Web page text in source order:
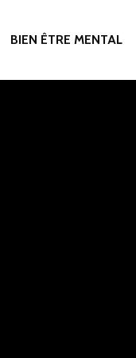
BIEN ÊTRE MENTAL